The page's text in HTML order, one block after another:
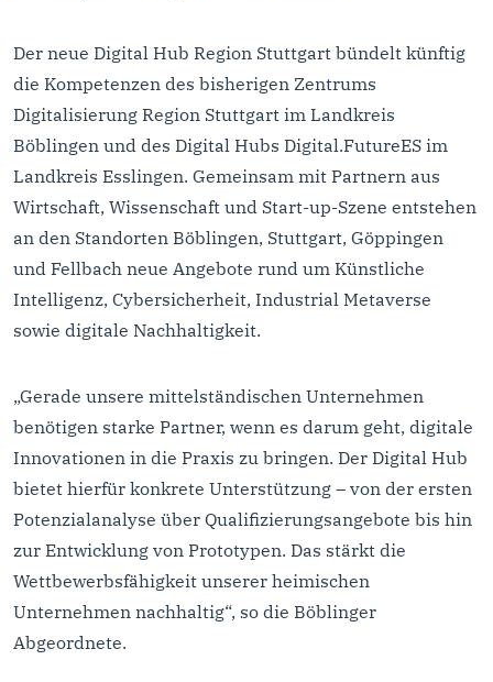
Der neue Digital Hub Region Stuttgart bündelt künftig
die Kompetenzen des bisherigen Zentrums
Digitalisierung Region Stuttgart im Landkreis
Böblingen und des Digital Hubs Digital.FutureES im
Landkreis Esslingen. Gemeinsam mit Partnern aus
Wirtschaft, Wissenschaft und Start-up-Szene entstehen
an den Standorten Böblingen, Stuttgart, Göppingen
und Fellbach neue Angebote rund um Künstliche
Intelligenz, Cybersicherheit, Industrial Metaverse
sowie digitale Nachhaltigkeit.
„Gerade unsere mittelständischen Unternehmen
benötigen starke Partner, wenn es darum geht, digitale
Innovationen in die Praxis zu bringen. Der Digital Hub
bietet hierfür konkrete Unterstützung – von der ersten
Potenzialanalyse über Qualifizierungsangebote bis hin
zur Entwicklung von Prototypen. Das stärkt die
Wettbewerbsfähigkeit unserer heimischen
Unternehmen nachhaltig“, so die Böblinger
Abgeordnete.